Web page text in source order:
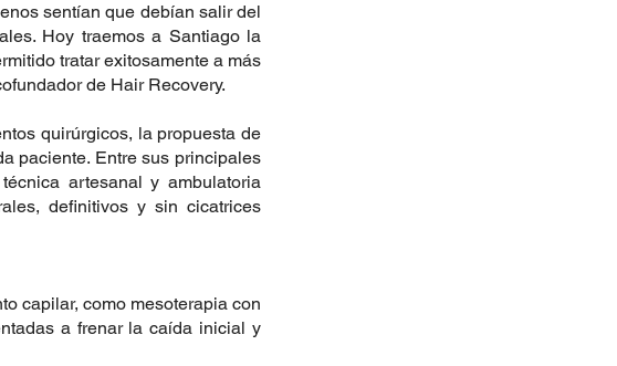
sentían que debían salir del
Hoy traemos a Santiago la
tratar exitosamente a más
de Hair Recovery.
quirúrgicos, la propuesta de
paciente. Entre sus principales
artesanal y ambulatoria
definitivos y sin cicatrices
capilar, como mesoterapia con
a frenar la caída inicial y